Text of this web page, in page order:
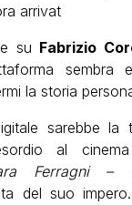
arrivat
su Fabrizio
sembra
la storia
sarebbe
al
Ferragni –
del suo